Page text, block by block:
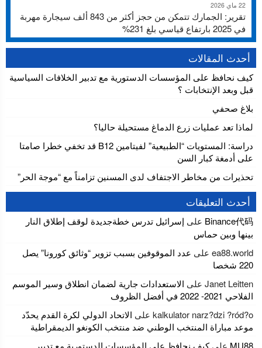
22 ماي 2026
تقرير: الجمارك تتمكن من حجز أكثر من 843 ألف سيجارة مهربة
في 2025 بارتفاع قياسي بلغ 231%
أحدث المقالات
كيف نحافظ على المؤسسات الدستورية مع تدبير الخلافات السياسية
قبل وبعد الإنتخابات ؟
بلاغ صحفي
لماذا تعد عمليات زرع الدماغ مستحيلة حاليا؟
دراسة: المستويات “الطبيعية” لفيتامين B12 قد تخفي خطرا صامتا
على أدمغة كبار السن
تحذيرات من مخاطر الاجتفاف لدى المسنين تزامناً مع “موجة الحر”
أحدث التعليقات
Binance代码 على إسرائيل تدرس خطةجديدة لوقف إطلاق النار
بينها وبين حماس
ea88.world على عدد الموقوفين بسبب تزوير “وثائق كورونا” يصل
220 شخصا
Janet Leitten على الاستعدادات جارية لضمان انطلاق وسير الموسم
الفلاحي 2021- 2022 في أفضل الظروف
kalkulator narz?dzi ?ród?o على الاتحاد الدولي لكرة القدم يحدّد
موعد مباراة المنتخب الوطني ضد منتخب الكونغو الديمقراطية
MU88 علىكيف نحافظ على المؤسسات الدستورية مع تدبير